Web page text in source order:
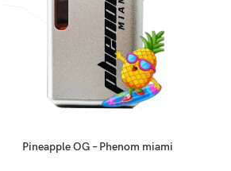
Pineapple OG – Phenom miami